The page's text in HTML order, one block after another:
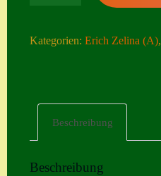
Kategorien:Erich Zelina (A),
Beschreibung
Beschreibung